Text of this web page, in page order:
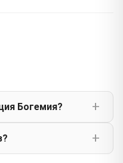
Богемия?